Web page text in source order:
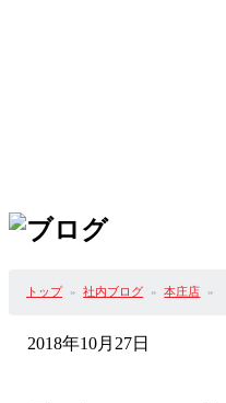
トップ 社内ブログ 本庄店
2018年10月27日